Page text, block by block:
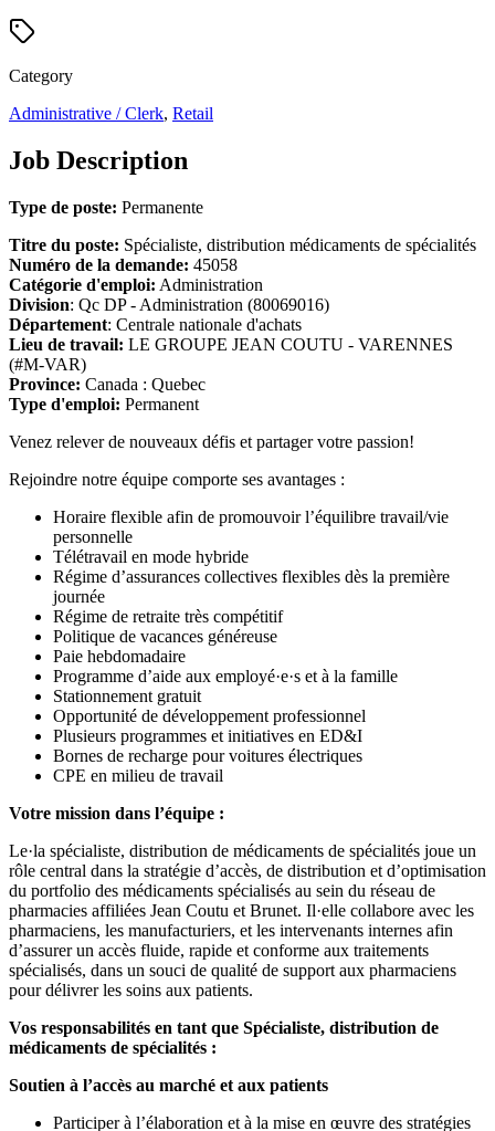
Category
Administrative / Clerk, Retail
Job Description
Type de poste: Permanente
Titre du poste: Spécialiste, distribution médicaments de spécialités
Numéro de la demande: 45058
Catégorie d'emploi: Administration
Division: Qc DP - Administration (80069016)
Département: Centrale nationale d'achats
Lieu de travail: LE GROUPE JEAN COUTU - VARENNES
(#M-VAR)
Province: Canada : Quebec
Type d'emploi: Permanent
Venez relever de nouveaux défis et partager votre passion!
Rejoindre notre équipe comporte ses avantages :
Horaire flexible afin de promouvoir l’équilibre travail/vie
personnelle
Télétravail en mode hybride
Régime d’assurances collectives flexibles dès la première
journée
Régime de retraite très compétitif
Politique de vacances généreuse
Paie hebdomadaire
Programme d’aide aux employé·e·s et à la famille
Stationnement gratuit
Opportunité de développement professionnel
Plusieurs programmes et initiatives en ED&I
Bornes de recharge pour voitures électriques
CPE en milieu de travail
Votre mission dans l’équipe :
Le·la spécialiste, distribution de médicaments de spécialités joue un
rôle central dans la stratégie d’accès, de distribution et d’optimisation
du portfolio des médicaments spécialisés au sein du réseau de
pharmacies affiliées Jean Coutu et Brunet. Il·elle collabore avec les
pharmaciens, les manufacturiers, et les intervenants internes afin
d’assurer un accès fluide, rapide et conforme aux traitements
spécialisés, dans un souci de qualité de support aux pharmaciens
pour délivrer les soins aux patients.
Vos responsabilités en tant que Spécialiste, distribution de
médicaments de spécialités :
Soutien à l’accès au marché et aux patients
Participer à l’élaboration et à la mise en œuvre des stratégies